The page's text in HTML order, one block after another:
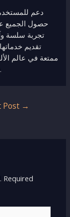
حصول الجميع
تجربة سلسة
تقديم
ممتعة في عالم
1xbet قد تكون نقطة انطلاق مثالية بالنسبة لك.
Post →
Required